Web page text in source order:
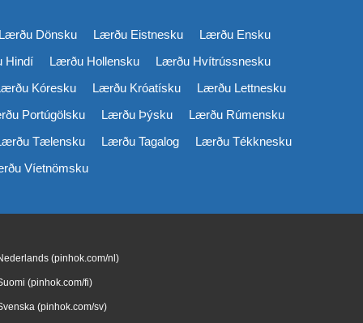
Lærðu Dönsku Lærðu Eistnesku
Lærðu Ensku
Hindí Lærðu Hollensku
Lærðu Hvítrússnesku
Kóresku Lærðu Króatísku
Lærðu Lettnesku
Portúgölsku Lærðu Þýsku
Lærðu Rúmensku
Tælensku Lærðu Tagalog
Lærðu Tékknesku
Víetnömsku
(pinhok.com/nl)
(pinhok.com/fi)
(pinhok.com/sv)